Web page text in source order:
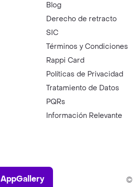
Blog
Derecho de retracto
SIC
Términos y Condiciones
Rappi Card
Políticas de Privacidad
Tratamiento de Datos
PQRs
Información Relevante
AppGallery
AppGallery ©